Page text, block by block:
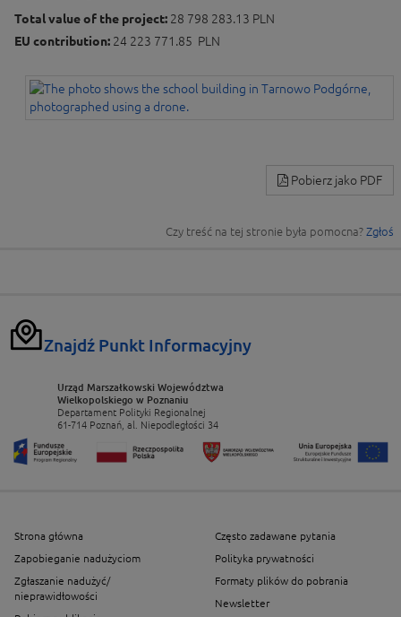
Total value of the project: 28 798 283.13 PLN
EU contribution: 24 223 771.85 PLN
Pobierz jako PDF
Czy treść na tej stronie była pomocna? Zgłoś
Znajdź Punkt Informacyjny
Urząd Marszałkowski Województwa
Wielkopolskiego w Poznaniu
Departament Polityki Regionalnej
61-714 Poznań, al. Niepodległości 34
Strona główna
Zapobieganie nadużyciom
Zgłaszanie nadużyć/
nieprawidłowości
Często zadawane pytania
Polityka prywatności
Formaty plików do pobrania
Newsletter